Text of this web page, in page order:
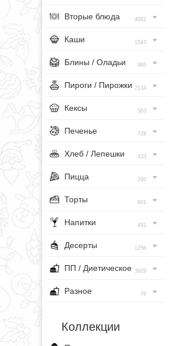
Вторые блюда 4682
Каши 1543
Блины / Оладьи 965
Пироги / Пирожки 2134
Кексы 563
Печенье 728
Хлеб / Лепешки 433
Пицца 260
Торты 801
Напитки 491
Десерты 1256
ПП / Диетическое 3929
Разное 76
Коллекции